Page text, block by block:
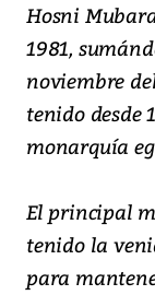
Hosni
1981,
noviembre
tenido desde
monarquía
El principal
tenido la
para